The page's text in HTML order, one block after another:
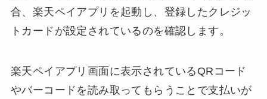
合、楽天ペイアプリを起動し、登録したクレジッ
トカードが設定されているのを確認します。
楽天ペイアプリ画面に表示されているQRコード
やバーコードを読み取ってもらうことで支払いが